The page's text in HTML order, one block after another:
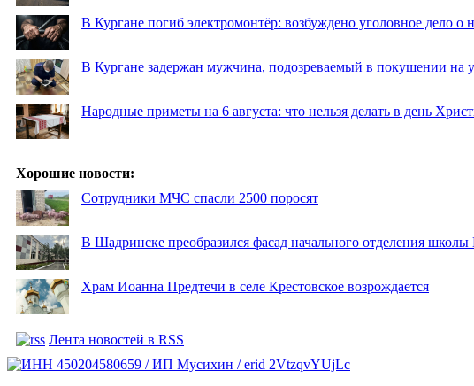
В Кургане погиб электромонтёр: возбуждено уголовное дело
В Кургане задержан мужчина, подозреваемый в покушении на
Народные приметы на 6 августа: что нельзя делать в день
Хорошие новости:
Сотрудники МЧС спасли 2500 поросят
В Шадринске преобразился фасад начального отделения
Храм Иоанна Предтечи в селе Крестовское возрождается
Лента новостей в RSS